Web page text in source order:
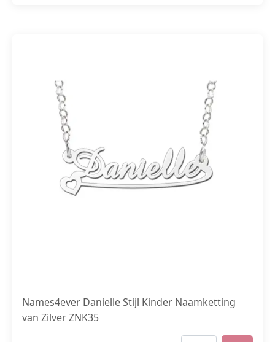
Names4ever Danielle Stijl Kinder Naamketting
van Zilver ZNK35